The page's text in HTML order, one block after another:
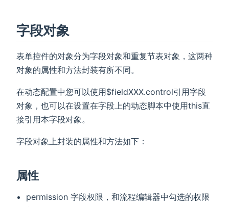
字段对象
表单控件的对象分为字段对象和重复节表对象，这两种
对象的属性和方法封装有所不同。
在动态配置中您可以使用$fieldXXX.control引用字段
对象，也可以在设置在字段上的动态脚本中使用this直
接引用本字段对象。
字段对象上封装的属性和方法如下：
属性
permission 字段权限，和流程编辑器中勾选的权限